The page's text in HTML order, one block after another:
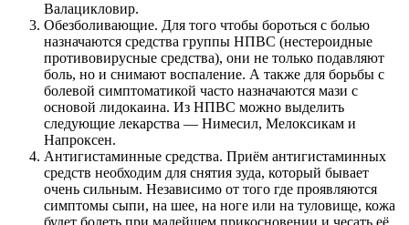
Валацикловир.
Обезболивающие. Для того чтобы бороться с болью
назначаются средства группы НПВС (нестероидные
противовирусные средства), они не только подавляют
боль, но и снимают воспаление. А также для борьбы с
болевой симптоматикой часто назначаются мази с
основой лидокаина. Из НПВС можно выделить
следующие лекарства — Нимесил, Мелоксикам и
Напроксен.
Антигистаминные средства. Приём антигистаминных
средств необходим для снятия зуда, который бывает
очень сильным. Независимо от того где проявляются
симптомы сыпи, на шее, на ноге или на туловище, кожа
будет болеть при малейшем прикосновении и чесать её